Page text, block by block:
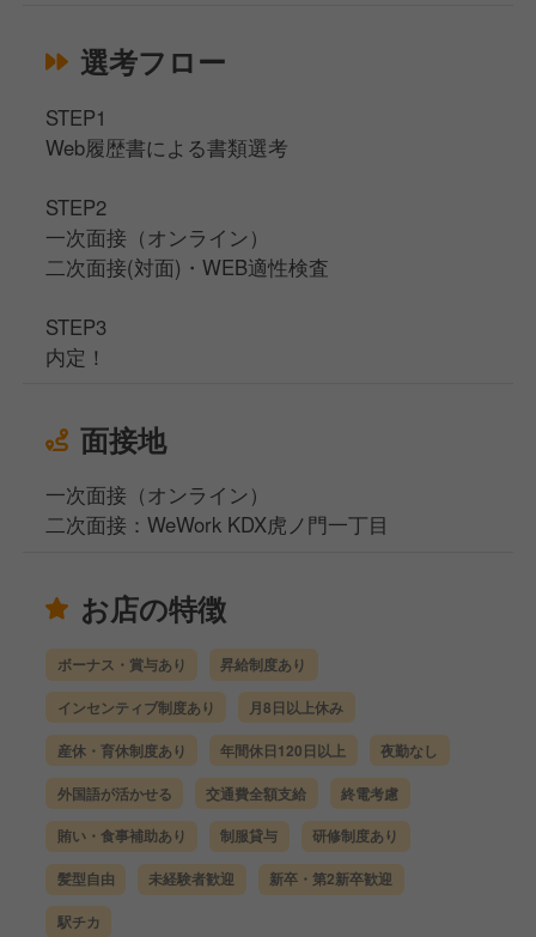
選考フロー
STEP1
Web履歴書による書類選考
STEP2
一次面接（オンライン）
二次面接(対面)・WEB適性検査
STEP3
内定！
面接地
一次面接（オンライン）
二次面接：WeWork KDX虎ノ門一丁目
お店の特徴
ボーナス・賞与あり 昇給制度あり
インセンティブ制度あり 月8日以上休み
産休・育休制度あり 年間休日120日以上 夜勤なし
外国語が活かせる 交通費全額支給 終電考慮
賄い・食事補助あり 制服貸与 研修制度あり
髪型自由 未経験者歓迎 新卒・第2新卒歓迎
駅チカ